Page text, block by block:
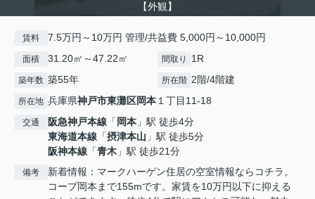
【外観】
賃料 7.5万円～10万円 管理/共益費 5,000円～10,000円
面積 31.20㎡～47.22㎡ 間取り 1R
築年数 築55年 所在階 2階/4階建
所在地 兵庫県神戸市東灘区岡本１丁目11-18
交通 阪急神戸本線 「 岡本 」駅 徒歩4分
東海道本線 「摂津本山 」駅 徒歩5分
阪神本線 「青木 」駅 徒歩21分
備考
新着情報：マークハーゲン住居の空室情報ならコチラ。
コープ岡本まで155mです。家賃を10万円以下に抑える